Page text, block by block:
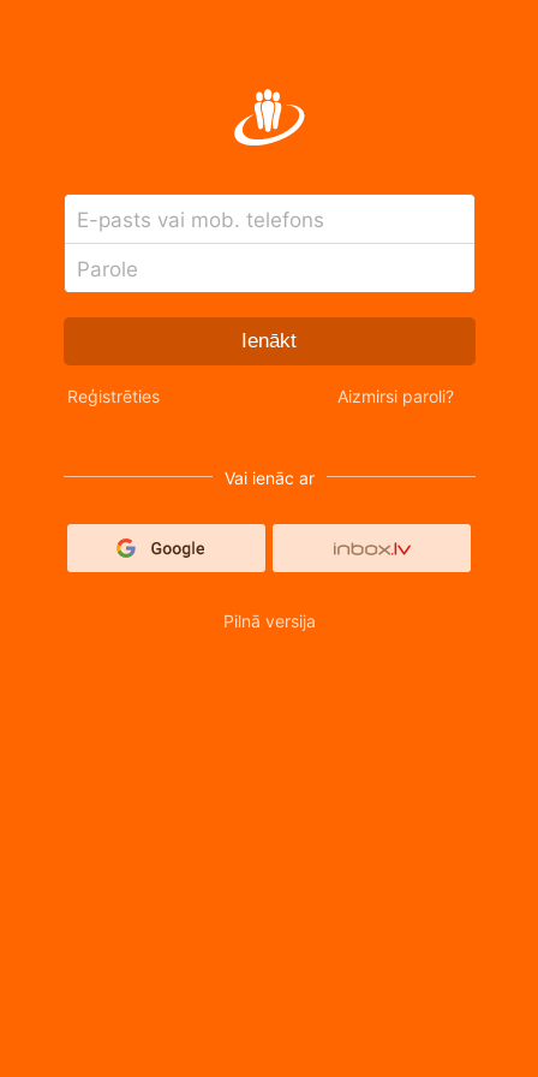
E-pasts vai mob. telefons
Parole
Ienākt
Reģistrēties Aizmirsi paroli?
Vai ienāc ar
Pilnā versija